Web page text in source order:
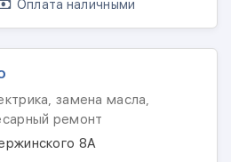
Оплата наличными
замена масла,
ремонт
8А